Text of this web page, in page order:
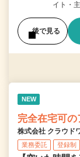
イト・
後で見る
NEW
完全在宅可
株式会社 クラウド
業務委託 登録制